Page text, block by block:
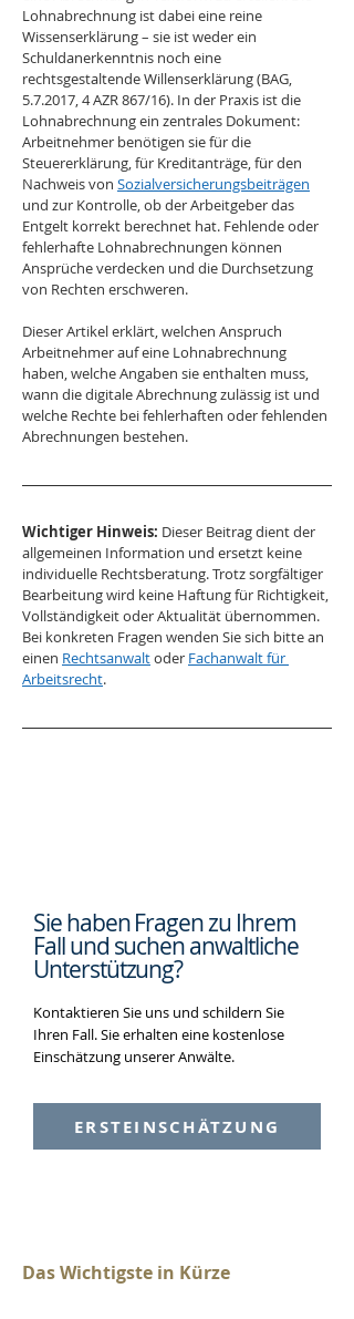
Lohnabrechnung ist dabei eine reine
Wissenserklärung – sie ist weder ein
Schuldanerkenntnis noch eine
rechtsgestaltende Willenserklärung (BAG,
5.7.2017, 4 AZR 867/16). In der Praxis ist die
Lohnabrechnung ein zentrales Dokument:
Arbeitnehmer benötigen sie für die
Steuererklärung, für Kreditanträge, für den
Nachweis von Sozialversicherungsbeiträgen
und zur Kontrolle, ob der Arbeitgeber das
Entgelt korrekt berechnet hat. Fehlende oder
fehlerhafte Lohnabrechnungen können
Ansprüche verdecken und die Durchsetzung
von Rechten erschweren.
Dieser Artikel erklärt, welchen Anspruch
Arbeitnehmer auf eine Lohnabrechnung
haben, welche Angaben sie enthalten muss,
wann die digitale Abrechnung zulässig ist und
welche Rechte bei fehlerhaften oder fehlenden
Abrechnungen bestehen.
Wichtiger Hinweis: Dieser Beitrag dient der
allgemeinen Information und ersetzt keine
individuelle Rechtsberatung. Trotz sorgfältiger
Bearbeitung wird keine Haftung für Richtigkeit,
Vollständigkeit oder Aktualität übernommen.
Bei konkreten Fragen wenden Sie sich bitte an
einen Rechtsanwalt oder Fachanwalt für
Arbeitsrecht.
Sie haben Fragen zu Ihrem
Fall und suchenanwaltliche
Unterstützung?
Kontaktieren Sie uns und schildern Sie
Ihren Fall. Sie erhalten eine kostenlose
Einschätzung unserer Anwälte.
ERSTEINSCHÄTZUNG
Das Wichtigste in Kürze